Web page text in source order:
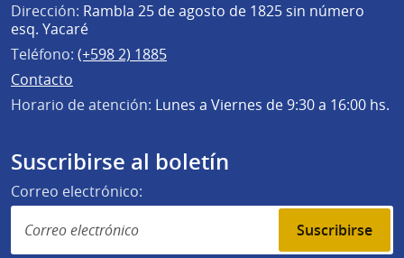
Dirección: Rambla 25 de agosto de 1825 sin número
esq. Yacaré
Teléfono: (+598 2) 1885
Contacto
Horario de atención: Lunes a Viernes de 9:30 a 16:00 hs.
Suscribirse al boletín
Correo electrónico:
Suscribirse